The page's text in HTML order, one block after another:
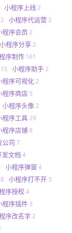
小程序上线 2
2 小程序代运营2
程序会员 2
小程序分享2
序制作 161
15 小程序助手2
程序可视化2
程序商店 5
小程序头像 2
程序工具29
程序店铺8
公司 7
文档 4
小程序弹窗 4
小程序打不开 3
序授权 4
程序插件 3
序改名字 2